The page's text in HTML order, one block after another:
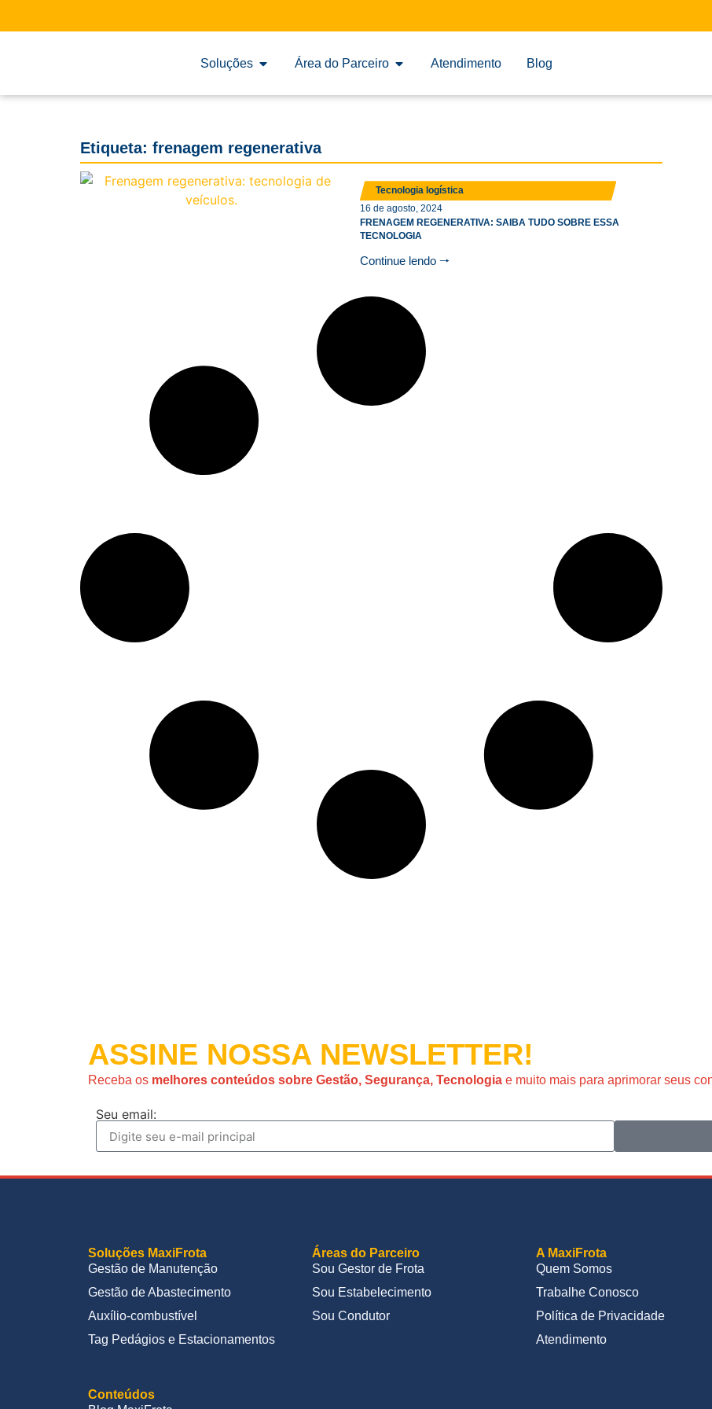
Soluções Área do Parceiro Atendimento Blog
Etiqueta: frenagem regenerativa
Tecnologia logística
16 de agosto, 2024
FRENAGEM REGENERATIVA: SAIBA TUDO SOBRE ESSA
TECNOLOGIA
Continue lendo 🠒
ASSINE NOSSANEWSLETTER!
Receba os melhores conteúdos sobre Gestão, Segurança, Tecnologia e muito mais para aprimorar seus
Seu email:
Soluções MaxiFrota
Gestão de Manutenção
Gestão de Abastecimento
Auxílio-combustível
Tag Pedágios e Estacionamentos
Conteúdos
Áreas do Parceiro
Sou Gestor de Frota
Sou Estabelecimento
Sou Condutor
A MaxiFrota
Quem Somos
Trabalhe Conosco
Política de Privacidade
Atendimento